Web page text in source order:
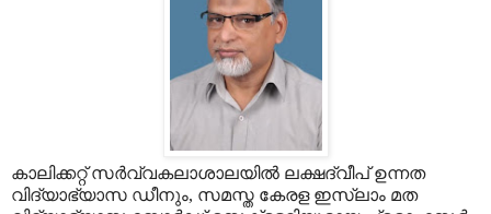
കാലിക്കറ്റ് സര്‍വ്വകലാശാലയില്‍ ലക്ഷദ്വീപ് ഉന്നത
വിദ്യാഭ്യാസ ഡീനും, സമസ്ത കേരള ഇസ്‌ലാം മത